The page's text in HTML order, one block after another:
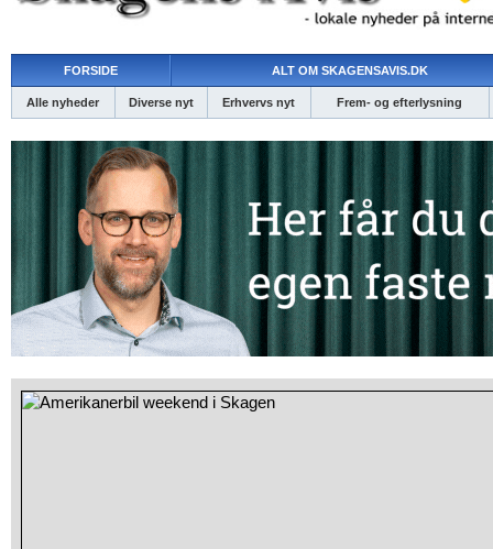
FORSIDE ALT OM SKAGENSAVIS.DK
Alle nyheder Diverse nyt Erhvervs nyt Frem- og efterlysning